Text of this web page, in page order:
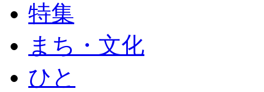
特集
まち・文化
ひと